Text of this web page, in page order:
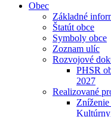
Obec
Základné
Štatút obce
Symboly obce
Zoznam ulíc
Rozvojové
PHSR
2027
Realizované
Kultúrny